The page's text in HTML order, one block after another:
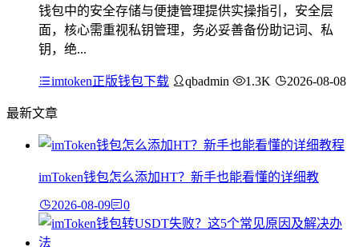
钱包中的安全存储与便捷管理提供实操指引，安全层
面，核心需重视私钥管理，务必妥善备份助记词、私
钥，绝...
imtoken正版钱包下载 qbadmin 1.3K 2026-08-08
最新文章
imToken钱包怎么添加HT？新手也能看懂的详细教
2026-08-09 0